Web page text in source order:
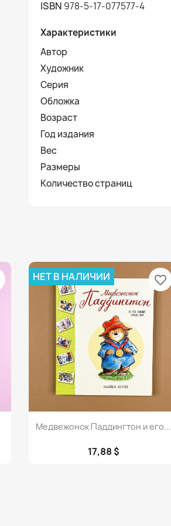
ISBN 978-5-17-077577-4
Характеристики
Автор
Художник
Серия
Обложка
Возраст
Год издания
Вес
Размеры
Количество страниц
Просмотр
Медвежонок Паддингтон и его...
17,88 $
НЕТ В НАЛИЧИИ favorite_border